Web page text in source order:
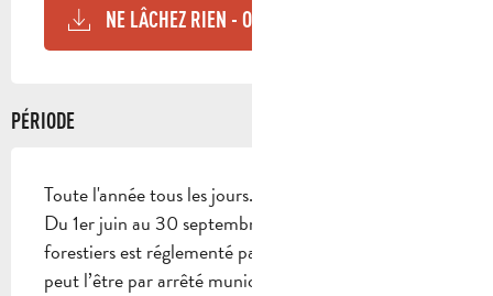
NE LÂCHEZ RIEN - OPENRUNNER
PÉRIODE
Toute l'année tous les jours.
Du 1er juin au 30 septembre, l’accès aux massifs
forestiers est réglementé par arrêté préfectoral et
peut l’être par arrêté municipal.